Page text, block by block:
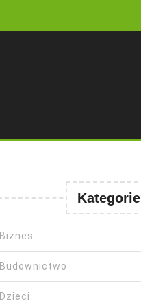
Kategorie
Biznes
Budownictwo
Dzieci